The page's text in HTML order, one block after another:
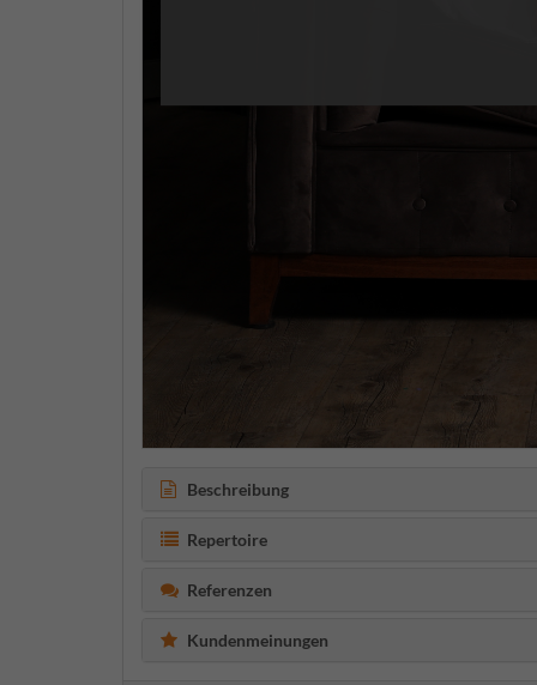
Beschreibung
Repertoire
Referenzen
Kundenmeinungen